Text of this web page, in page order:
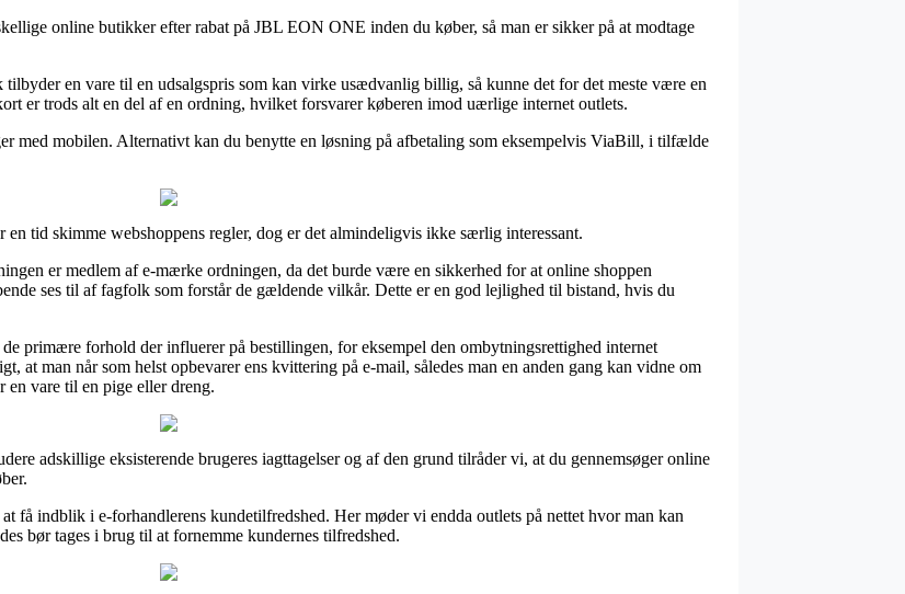
online butikker efter rabat på JBL EON ONE inden du køber, så man er sikker på at modtage
en vare til en udsalgspris som kan virke usædvanlig billig, så kunne det for det meste være en
er trods alt en del af en ordning, hvilket forsvarer køberen imod uærlige internet outlets.
med mobilen. Alternativt kan du benytte en løsning på afbetaling som eksempelvis ViaBill, i tilfælde
tid skimme webshoppens regler, dog er det almindeligvis ikke særlig interessant.
er medlem af e-mærke ordningen, da det burde være en sikkerhed for at online shoppen
ses til af fagfolk som forstår de gældende vilkår. Dette er en god lejlighed til bistand, hvis du
primære forhold der influerer på bestillingen, for eksempel den ombytningsrettighed internet
at man når som helst opbevarer ens kvittering på e-mail, således man en anden gang kan vidne om
vare til en pige eller dreng.
adskillige eksisterende brugeres iagttagelser og af den grund tilråder vi, at du gennemsøger online
få indblik i e-forhandlerens kundetilfredshed. Her møder vi endda outlets på nettet hvor man kan
bør tages i brug til at fornemme kundernes tilfredshed.